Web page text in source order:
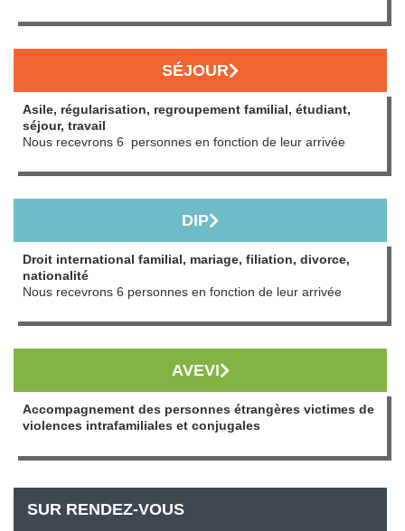
SÉJOUR
Asile, régularisation, regroupement familial, étudiant,
séjour, travail
Nous recevrons 6 personnes en fonction de leur arrivée
DIP
Droit international familial, mariage, filiation, divorce,
nationalité
Nous recevrons 6 personnes en fonction de leur arrivée
AVEVI
Accompagnement des personnes étrangères victimes de
violences intrafamiliales et conjugales
SUR RENDEZ-VOUS